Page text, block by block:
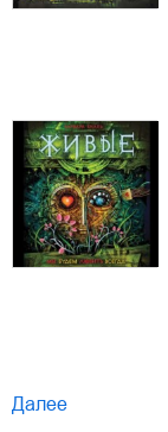
Далее